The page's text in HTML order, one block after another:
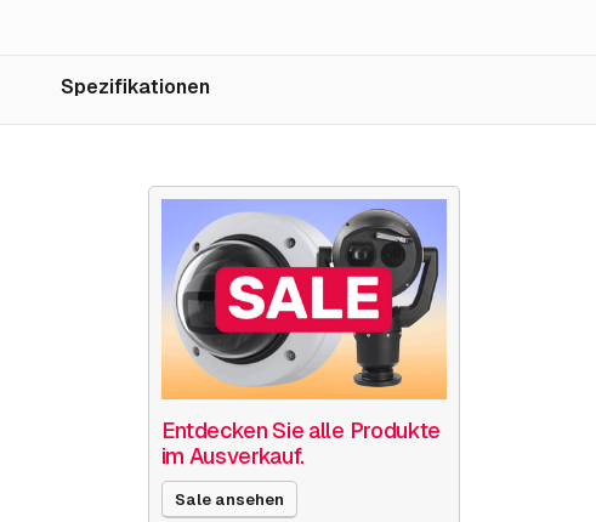
Spezifikationen
Entdecken Sie alle Produkte
im Ausverkauf.
Sale ansehen